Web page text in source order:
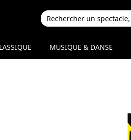
MUSIQUE & DANSE